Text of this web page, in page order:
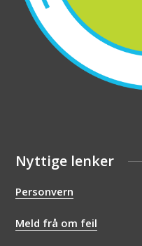
Nyttige lenker
Personvern
Meld frå om feil